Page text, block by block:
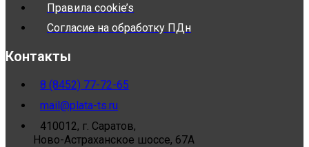
Правила cookie’s
Согласие на обработку ПДн
Контакты
8 (8452) 77-72-65
mail@plata-ts.ru
410012, г. Саратов,
Ново-Астраханское шоссе, 67А